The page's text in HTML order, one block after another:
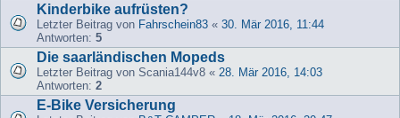
Kinderbike aufrüsten?
Letzter Beitrag von Fahrschein83 « 30. Mär 2016, 11:44
Antworten: 5
Die saarländischen Mopeds
Letzter Beitrag von Scania144v8 « 28. Mär 2016, 14:03
Antworten: 2
E-Bike Versicherung